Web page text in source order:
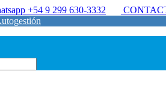
+54 9 299 630-3332